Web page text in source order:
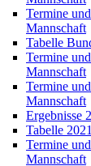
Termine
Mannschaft
Tabelle
Termine
Mannschaft
Termine
Mannschaft
Ergebnisse
Tabelle
Termine
Mannschaft